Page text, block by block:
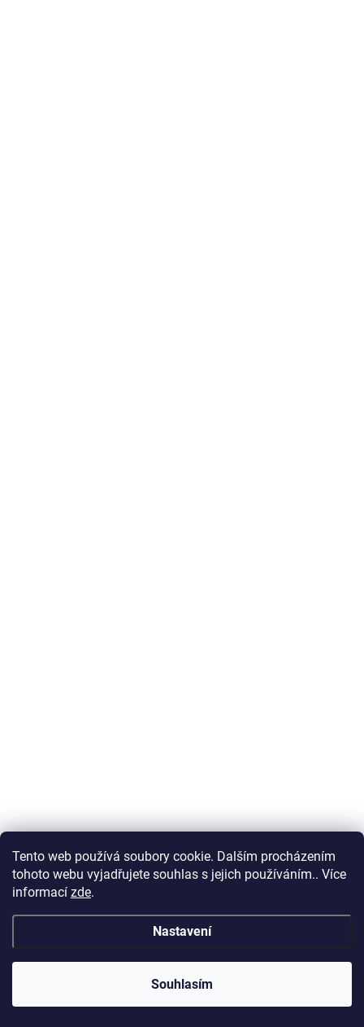
Tento web používá soubory cookie. Dalším procházením
tohoto webu vyjadřujete souhlas s jejich používáním.. Více
informací zde.
Nastavení
Souhlasím